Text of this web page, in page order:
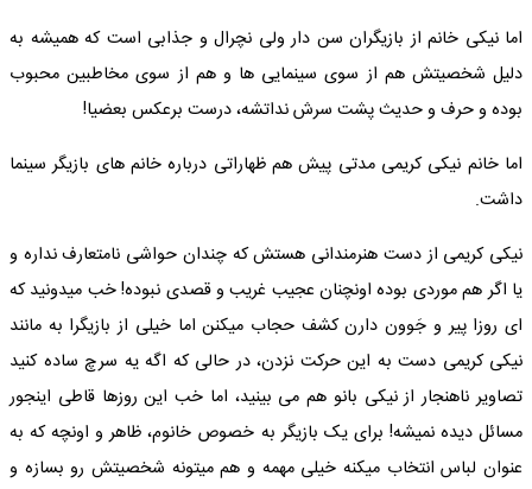
اما نیکی خانم از بازیگران سن دار ولی نچرال و جذابی است که همیشه به
دلیل شخصیتش هم از سوی سینمایی ها و هم از سوی مخاطبین محبوب
بوده و حرف و حدیث پشت سرش نداتشه، درست برعکس بعضیا!
اما خانم نیکی کریمی مدتی پیش هم ظهاراتی درباره خانم های بازیگر سینما
داشت.
نیکی کریمی از دست هنرمندانی هستش که چندان حواشی نامتعارف نداره و
یا اگر هم موردی بوده اونچنان عجیب غریب و قصدی نبوده! خب میدونید که
ای روزا پیر و جَوون دارن کشف حجاب میکنن اما خیلی از بازیگرا به مانند
نیکی کریمی دست به این حرکت نزدن، در حالی که اگه یه سرچ ساده کنید
تصاویر ناهنجار از نیکی بانو هم می بینید، اما خب این روزها قاطی اینجور
مسائل دیده نمیشه! برای یک بازیگر به خصوص خانوم، ظاهر و اونچه که به
عنوان لباس انتخاب میکنه خیلی مهمه و هم میتونه شخصیتش رو بسازه و